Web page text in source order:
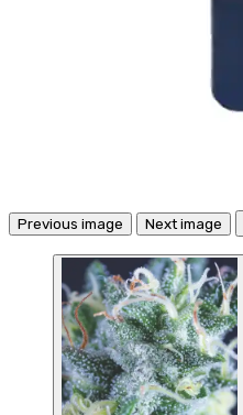
Previous image Next image